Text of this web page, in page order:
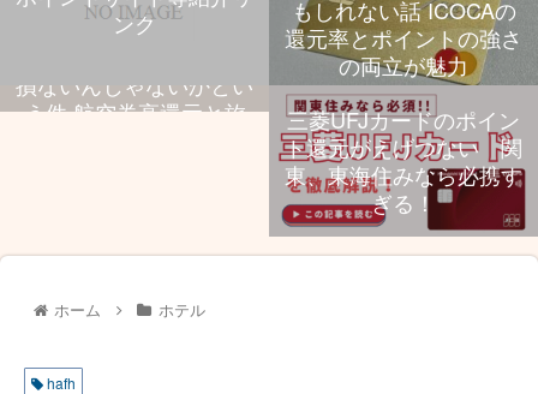
ンク
もしれない話 ICOCAの
還元率とポイントの強さ
の両立が魅力
飛行機乗る旅行好きなら
損ないんじゃないかとい
う件 航空券高還元と旅
三菱UFJカードのポイン
ト還元がえげつない 関
東、東海住みなら必携す
ぎる！
ホーム ホテル
hafh